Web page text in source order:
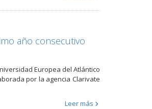
año consecutivo
Europea del Atlántico
por la agencia Clarivate
Leer más